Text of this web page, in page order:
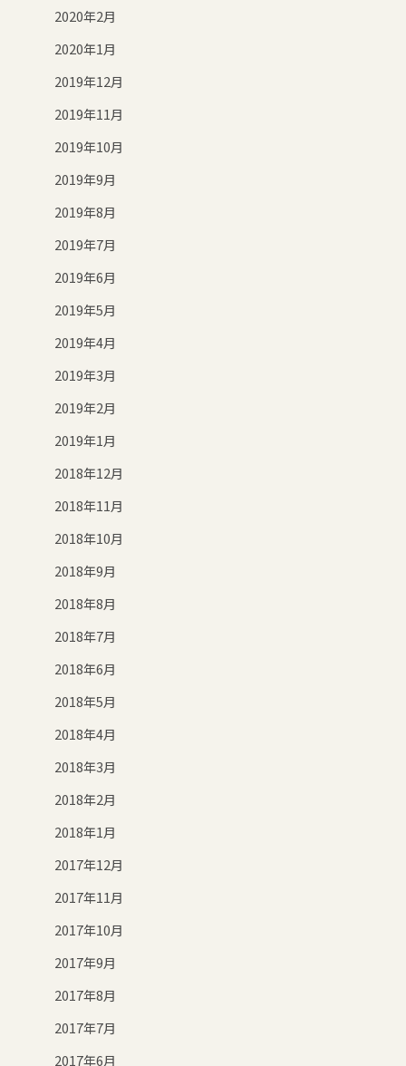
2020年2月
2020年1月
2019年12月
2019年11月
2019年10月
2019年9月
2019年8月
2019年7月
2019年6月
2019年5月
2019年4月
2019年3月
2019年2月
2019年1月
2018年12月
2018年11月
2018年10月
2018年9月
2018年8月
2018年7月
2018年6月
2018年5月
2018年4月
2018年3月
2018年2月
2018年1月
2017年12月
2017年11月
2017年10月
2017年9月
2017年8月
2017年7月
2017年6月